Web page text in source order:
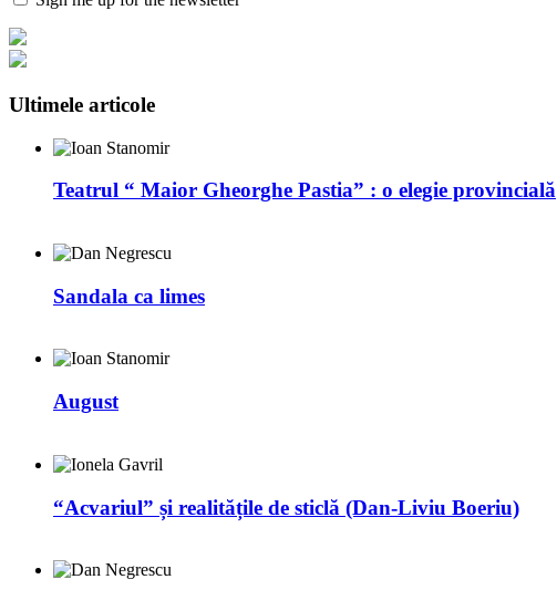
Ultimele articole
Teatrul “ Maior Gheorghe Pastia” : o elegie provincială
Sandala ca limes
August
“Acvariul” și realitățile de sticlă (Dan-Liviu Boeriu)